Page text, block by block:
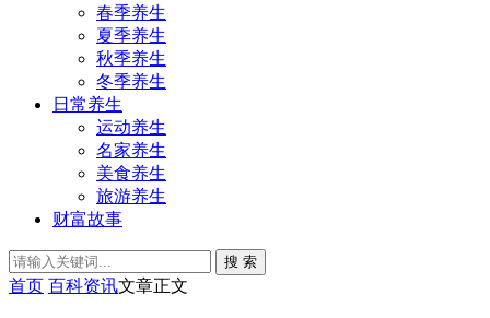
春季养生
夏季养生
秋季养生
冬季养生
日常养生
运动养生
名家养生
美食养生
旅游养生
财富故事
搜 索
首页 百科资讯文章正文